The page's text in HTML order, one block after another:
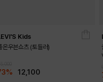
Kids
온우븐쇼츠 (토들러)
12,100